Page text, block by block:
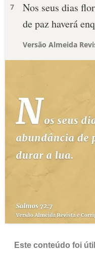
7
Nos seus dias
de paz haverá
Versão Almeida
Este conteúdo foi